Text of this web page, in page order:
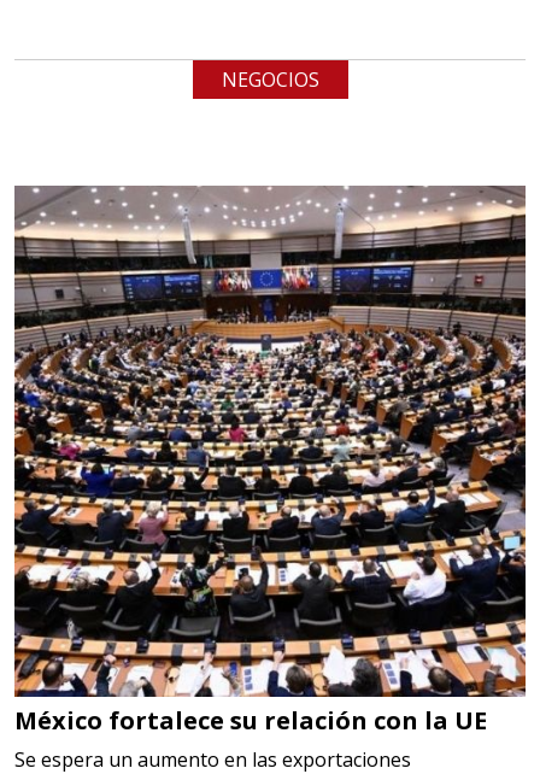
Aplicar al Requerimiento
Empresa en Jalisco
Requiere:
LOGÍSTICA
Especificaciones:
cualquiera
Aplicar al Requerimiento
Empresa en Querétaro
Requiere:
HERRAMIENTAS DE CORTE
Especificaciones:
HSS, CON RECUBRIMIENTO,
CARBURO, RIMAS, ENDMILLS,
BROCAS, LIMAS, ETC
Aplicar al Requerimiento
NEGOCIOS
México fortalece su relación con la UE
Se espera un aumento en las exportaciones